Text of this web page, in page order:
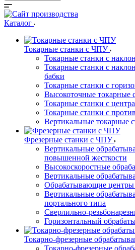
Каталог
Токарные станки с ЧПУ
Токарные станки с
Токарные станки с
бабки
Токарные станки с
Высокоточные токарные
Токарные станки с
Токарные станки с
Вертикальные токарные
Фрезерные станки с ЧПУ
Вертикальные
повышенной жесткости
Высокоскоростные
Вертикальные
Обрабатывающие
Вертикальные
портального типа
Сверлильно-
Горизонтальный
Токарно-фрезерные